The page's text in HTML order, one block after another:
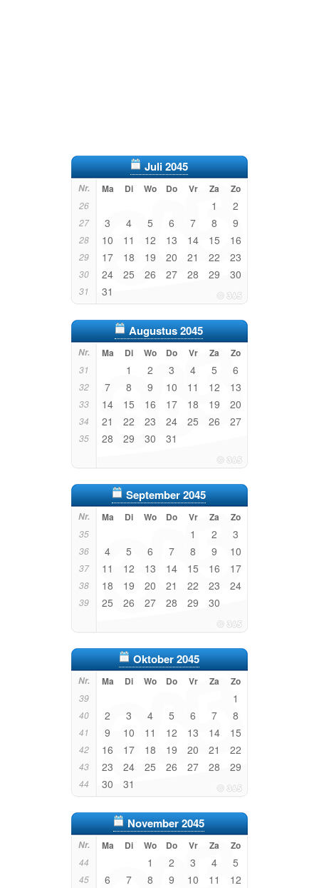
Juli 2045
Nr. Ma Di Wo Do Vr Za Zo
26 1 2
27 3 4 5 6 7 8 9
28 10 11 12 13 14 15 16
29 17 18 19 20 21 22 23
30 24 25 26 27 28 29 30
31 31
Augustus 2045
Nr. Ma Di Wo Do Vr Za Zo
31 1 2 3 4 5 6
32 7 8 9 10 11 12 13
33 14 15 16 17 18 19 20
34 21 22 23 24 25 26 27
35 28 29 30 31
September 2045
Nr. Ma Di Wo Do Vr Za Zo
35 1 2 3
36 4 5 6 7 8 9 10
37 11 12 13 14 15 16 17
38 18 19 20 21 22 23 24
39 25 26 27 28 29 30
Oktober 2045
Nr. Ma Di Wo Do Vr Za Zo
39 1
40 2 3 4 5 6 7 8
41 9 10 11 12 13 14 15
42 16 17 18 19 20 21 22
43 23 24 25 26 27 28 29
44 30 31
November 2045
Nr. Ma Di Wo Do Vr Za Zo
44 1 2 3 4 5
45 6 7 8 9 10 11 12